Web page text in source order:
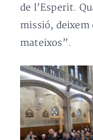
de l’Esperit.
missió,
mateixos”.